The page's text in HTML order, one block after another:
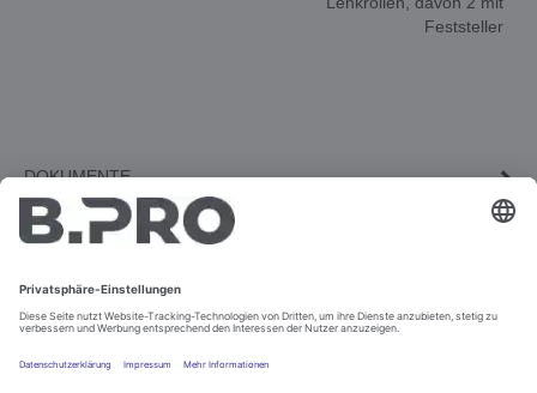
Feststeller
DOKUMENTE